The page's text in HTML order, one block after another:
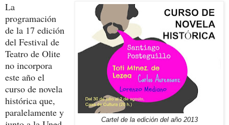
Cartel de la edición del año 2013
La
programación
de la 17 edición
del Festival de
Teatro de Olite
no incorpora
este año el
curso de novela
histórica que,
paralelamente y